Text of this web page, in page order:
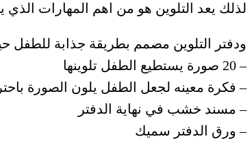
لذلك يعد التلوين هو من اهم المهارات
ودفتر التلوين مصمم بطريقة جذابة
– 20 صورة يستطيع الطفل تلوينها
– فكرة معينه لجعل الطفل يلون الصورة
– مسند خشب في نهاية الدفتر
– ورق الدفتر سميك